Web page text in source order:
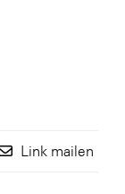
Link mailen